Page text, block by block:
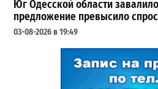
Юг Одесской области
предложение превысило спрос
03-08-2026 в 19:49